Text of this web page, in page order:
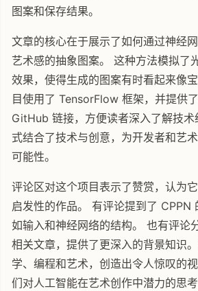
图案和保存结果。
文章的核心在于展示了如何通过神经
艺术感的抽象图案。 这种方法模拟了
效果，使得生成的图案有时看起来像
目使用了 TensorFlow 框架，并提供
GitHub 链接，方便读者深入了解技
式结合了技术与创意，为开发者和艺
可能性。
评论区对这个项目表示了赞赏，认为
启发性的作品。 有评论提到了 CPPN
如输入和神经网络的结构。 也有评论
相关文章，提供了更深入的背景知识
学、编程和艺术，创造出令人惊叹的
们对人工智能在艺术创作中潜力的思考